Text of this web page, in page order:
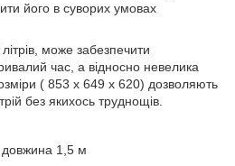
його в суворих умовах
може забезпечити
час, а відносно невелика
( 853 x 649 x 620) дозволяють
без якихось труднощів.
1,5 м